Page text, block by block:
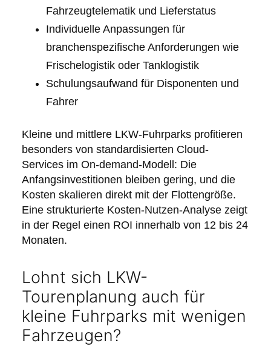
Fahrzeugtelematik und Lieferstatus
Individuelle Anpassungen für
branchenspezifische Anforderungen wie
Frischelogistik oder Tanklogistik
Schulungsaufwand für Disponenten und
Fahrer
Kleine und mittlere LKW-Fuhrparks profitieren
besonders von standardisierten Cloud-
Services im On-demand-Modell: Die
Anfangsinvestitionen bleiben gering, und die
Kosten skalieren direkt mit der Flottengröße.
Eine strukturierte Kosten-Nutzen-Analyse zeigt
in der Regel einen ROI innerhalb von 12 bis 24
Monaten.
Lohnt sich LKW-
Tourenplanung auch für
kleine Fuhrparks mit wenigen
Fahrzeugen?